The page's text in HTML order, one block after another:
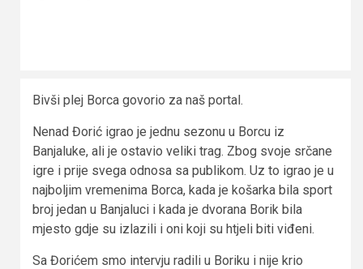
Bivši plej Borca govorio za naš portal.
Nenad Đorić igrao je jednu sezonu u Borcu iz
Banjaluke, ali je ostavio veliki trag. Zbog svoje srčane
igre i prije svega odnosa sa publikom. Uz to igrao je u
najboljim vremenima Borca, kada je košarka bila sport
broj jedan u Banjaluci i kada je dvorana Borik bila
mjesto gdje su izlazili i oni koji su htjeli biti viđeni.
Sa Đorićem smo intervju radili u Boriku i nije krio